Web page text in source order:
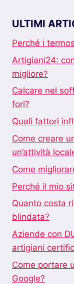
ULTIMI
Perché i
Artigiani24:
migliore?
Calcare nel
fori?
Quali fattori
Come creare
un’attività
Come
Perché il mio
Quanto costa
blindata?
Aziende con
artigiani
Come portare
Google?